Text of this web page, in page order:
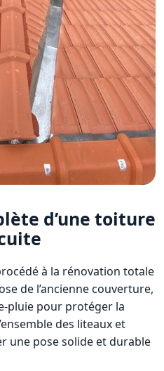
d’une toiture
à la rénovation totale
de l’ancienne couverture,
pluie pour protéger la
des liteaux et
une pose solide et durable